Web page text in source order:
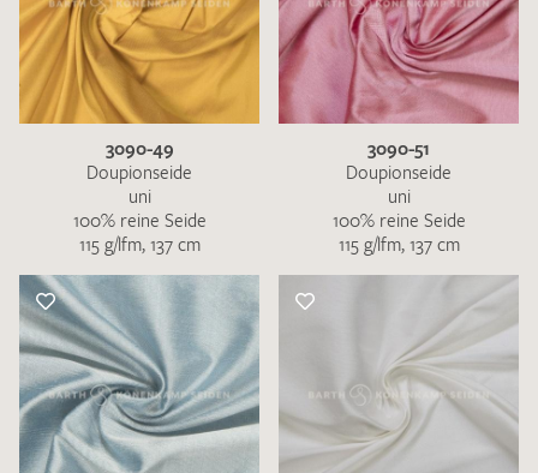
3090-49
Doupionseide
uni
100% reine Seide
115 g/lfm, 137 cm
3090-51
Doupionseide
uni
100% reine Seide
115 g/lfm, 137 cm